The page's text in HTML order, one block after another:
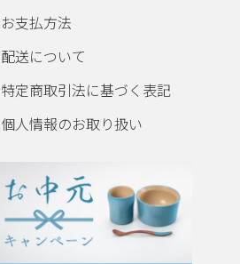
お支払方法
配送について
特定商取引法に基づく表記
個人情報のお取り扱い